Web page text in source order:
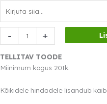
-
Gloria
must
kogus
+
TELLITAV TOODE
Miinimum kogus 20tk.
Kõikidele hindadele lisandub